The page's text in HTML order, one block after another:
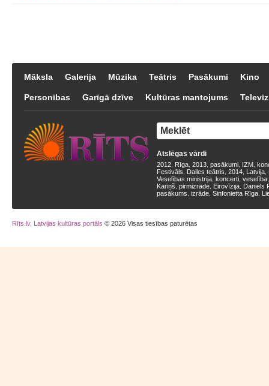
Māksla Galerija Mūzika Teātris Pasākumi Kino
Personības Garīgā dzīve Kultūras mantojums
Atslēgas vārdi
2012 Rīga 2013 pasākumi IZM
Festivāls
Dailes teātris 2014 Latvija
Veselības ministrija koncerti veselība
Kariņš pirmizrāde Eirovīzija Daniels
pasākums izrāde Sinfonietta Rīga
Rīts.lv, Latvijas kultūras portāls © 2026 Visas tiesības paturētas